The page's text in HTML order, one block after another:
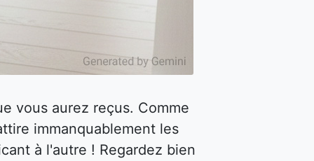
vous aurez reçus. Comme
immanquablement les
à l'autre ! Regardez bien